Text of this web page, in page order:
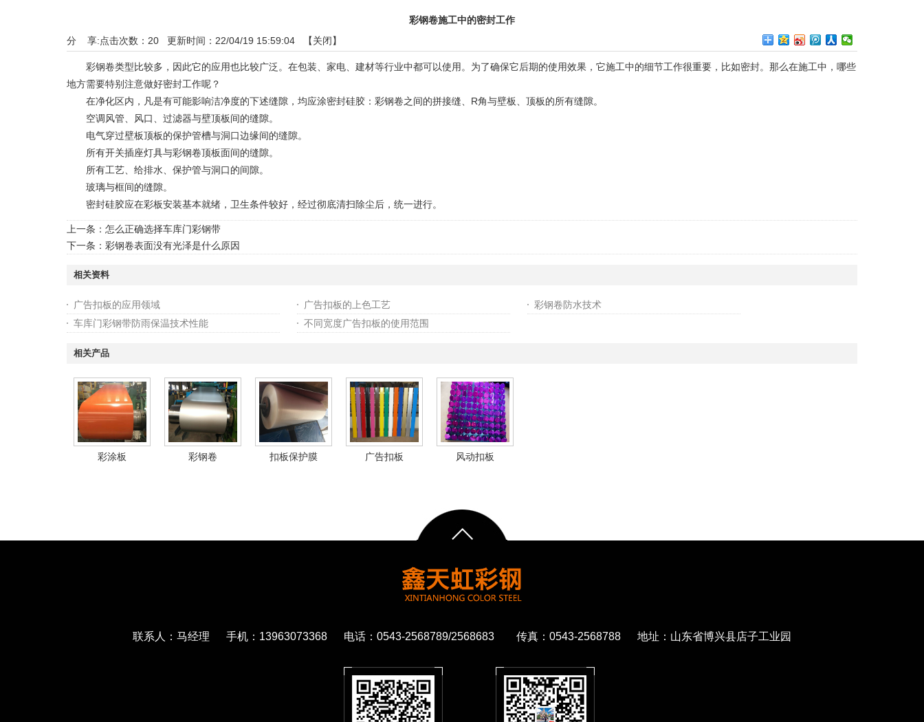
彩钢卷施工中的密封工作
点击次数： 20 更新时间：22/04/19 15:59:04 【关闭】
分 享:
彩钢卷类型比较多，因此它的应用也比较广泛。在包装、家电、建材等行业中都可以使用。为了确保它后期的使用效果，它施工中的细节工作很重要，比如密封。那么在施工中，哪些
地方需要特别注意做好密封工作呢？
在净化区内，凡是有可能影响洁净度的下述缝隙，均应涂密封硅胶：彩钢卷之间的拼接缝、R角与壁板、顶板的所有缝隙。
空调风管、风口、过滤器与壁顶板间的缝隙。
电气穿过壁板顶板的保护管槽与洞口边缘间的缝隙。
所有开关插座灯具与彩钢卷顶板面间的缝隙。
所有工艺、给排水、保护管与洞口的间隙。
玻璃与框间的缝隙。
密封硅胶应在彩板安装基本就绪，卫生条件较好，经过彻底清扫除尘后，统一进行。
上一条： 怎么正确选择车库门彩钢带
下一条： 彩钢卷表面没有光泽是什么原因
相关资料
广告扣板的应用领域 广告扣板的上色工艺
彩钢卷防水技术
车库门彩钢带防雨保温技术性能
不同宽度广告扣板的使用范围
相关产品
彩涂板 彩钢卷 扣板保护膜 广告扣板 风动扣板
联系人：马经理 手机：13963073368 电话：0543-2568789/2568683 传真：0543-2568788 地址：山东省博兴县店子工业园